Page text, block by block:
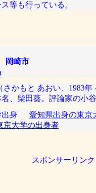
等も行っている。
岡崎市
さかもと あおい、1983年
、柴田葵。評論家の小谷
出身 愛知県出身の東京
京大学の出身者
スポンサーリンク